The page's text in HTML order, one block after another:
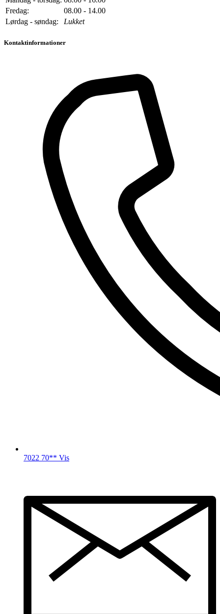
Fredag:
08.00 - 14.00
Lørdag - søndag:
Lukket
Kontaktinformationer
7022 70** Vis